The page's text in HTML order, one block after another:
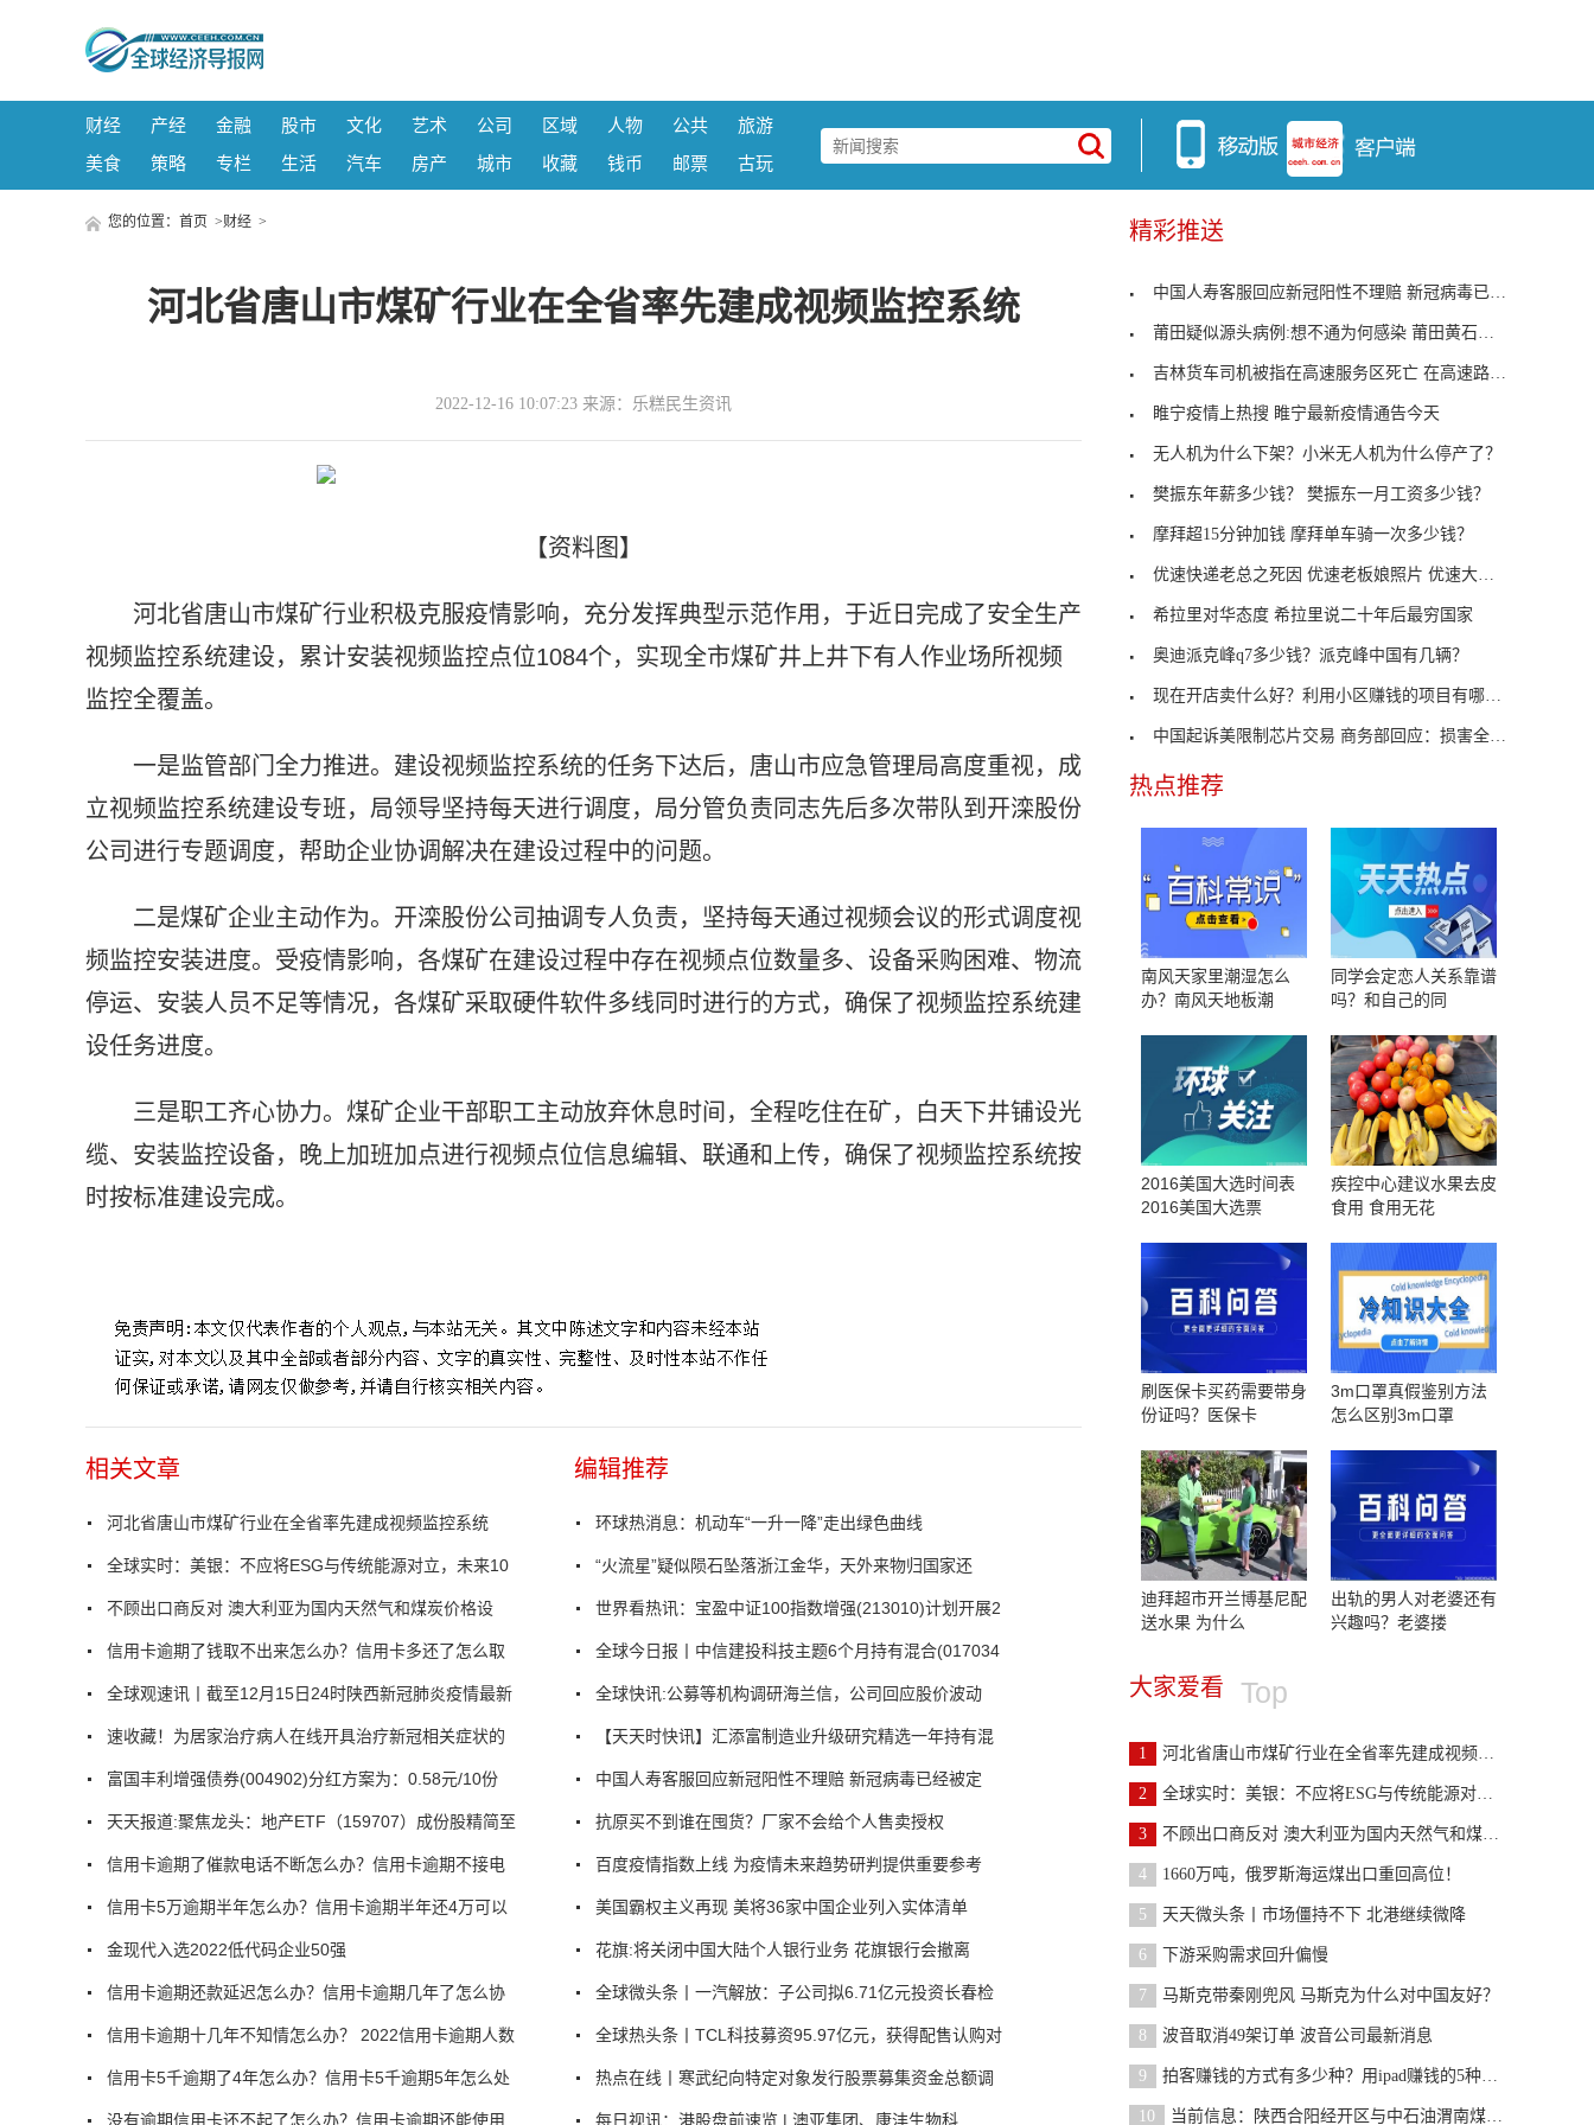
财经 产经 金融 股市 文化 艺术 公司 区域 人物 公共
旅游
美食
策略 专栏 生活 汽车 房产 城市 收藏 钱币 邮票 古玩
您的位置： 首页 >财经 >
河北省唐山市煤矿行业在全省率先建成视频监控系统
2022-12-16 10:07:23 来源：乐糕民生资讯
【资料图】
河北省唐山市煤矿行业积极克服疫情影响，充分发挥典型示范作用，于近日完成了安全生产
视频监控系统建设，累计安装视频监控点位1084个，实现全市煤矿井上井下有人作业场所视频
监控全覆盖。
一是监管部门全力推进。建设视频监控系统的任务下达后，唐山市应急管理局高度重视，成
立视频监控系统建设专班，局领导坚持每天进行调度，局分管负责同志先后多次带队到开滦股份
公司进行专题调度，帮助企业协调解决在建设过程中的问题。
二是煤矿企业主动作为。开滦股份公司抽调专人负责，坚持每天通过视频会议的形式调度视
频监控安装进度。受疫情影响，各煤矿在建设过程中存在视频点位数量多、设备采购困难、物流
停运、安装人员不足等情况，各煤矿采取硬件软件多线同时进行的方式，确保了视频监控系统建
设任务进度。
三是职工齐心协力。煤矿企业干部职工主动放弃休息时间，全程吃住在矿，白天下井铺设光
缆、安装监控设备，晚上加班加点进行视频点位信息编辑、联通和上传，确保了视频监控系统按
时按标准建设完成。
相关文章
河北省唐山市煤矿行业在全省率先建成视频监控系统
全球实时：美银：不应将ESG与传统能源对立，未来10
不顾出口商反对 澳大利亚为国内天然气和煤炭价格设
信用卡逾期了钱取不出来怎么办？信用卡多还了怎么取
全球观速讯丨截至12月15日24时陕西新冠肺炎疫情最新
速收藏！为居家治疗病人在线开具治疗新冠相关症状的
富国丰利增强债券(004902)分红方案为：0.58元/10份
天天报道:聚焦龙头：地产ETF（159707）成份股精简至
信用卡逾期了催款电话不断怎么办？信用卡逾期不接电
信用卡5万逾期半年怎么办？信用卡逾期半年还4万可以
金现代入选2022低代码企业50强
信用卡逾期还款延迟怎么办？信用卡逾期几年了怎么协
信用卡逾期十几年不知情怎么办？ 2022信用卡逾期人数
信用卡5千逾期了4年怎么办？信用卡5千逾期5年怎么处
没有逾期信用卡还不起了怎么办？信用卡逾期还能使用
编辑推荐
环球热消息：机动车“一升一降”走出绿色曲线
“火流星”疑似陨石坠落浙江金华，天外来物归国家还
世界看热讯：宝盈中证100指数增强(213010)计划开展2
全球今日报丨中信建投科技主题6个月持有混合(017034
全球快讯:公募等机构调研海兰信，公司回应股价波动
【天天时快讯】汇添富制造业升级研究精选一年持有混
中国人寿客服回应新冠阳性不理赔 新冠病毒已经被定
抗原买不到谁在囤货？厂家不会给个人售卖授权
百度疫情指数上线 为疫情未来趋势研判提供重要参考
美国霸权主义再现 美将36家中国企业列入实体清单
花旗:将关闭中国大陆个人银行业务 花旗银行会撤离
全球微头条丨一汽解放：子公司拟6.71亿元投资长春检
全球热头条丨TCL科技募资95.97亿元，获得配售认购对
热点在线丨寒武纪向特定对象发行股票募集资金总额调
每日视讯：港股盘前速览 | 澳亚集团、康沣生物科
精彩推送
中国人寿客服回应新冠阳性不理赔 新冠病毒已经被定
莆田疑似源头病例:想不通为何感染 莆田黄石新增病
吉林货车司机被指在高速服务区死亡 在高速路上出了
睢宁疫情上热搜 睢宁最新疫情通告今天
无人机为什么下架？小米无人机为什么停产了？
樊振东年薪多少钱？ 樊振东一月工资多少钱？
摩拜超15分钟加钱 摩拜单车骑一次多少钱？
优速快递老总之死因 优速老板娘照片 优速大面积退
希拉里对华态度 希拉里说二十年后最穷国家
奥迪派克峰q7多少钱？派克峰中国有几辆？
现在开店卖什么好？利用小区赚钱的项目有哪些？
中国起诉美限制芯片交易 商务部回应：损害全球和平
热点推荐
南风天家里潮湿怎么
办？南风天地板潮
同学会定恋人关系靠谱
吗？和自己的同
2016美国大选时间表
2016美国大选票
疾控中心建议水果去皮
食用 食用无花
刷医保卡买药需要带身
份证吗？医保卡
3m口罩真假鉴别方法
怎么区别3m口罩
迪拜超市开兰博基尼配
送水果 为什么
出轨的男人对老婆还有
兴趣吗？老婆搂
大家爱看 Top
1 河北省唐山市煤矿行业在全省率先建成视频监控系统
2 全球实时：美银：不应将ESG与传统能源对立，未来10
3 不顾出口商反对 澳大利亚为国内天然气和煤炭价格设
4 1660万吨，俄罗斯海运煤出口重回高位！
5 天天微头条丨市场僵持不下 北港继续微降
6 下游采购需求回升偏慢
7 马斯克带秦刚兜风 马斯克为什么对中国友好？
8 波音取消49架订单 波音公司最新消息
9 拍客赚钱的方式有多少种？用ipad赚钱的5种方式
10 当前信息：陕西合阳经开区与中石油渭南煤层气管输有